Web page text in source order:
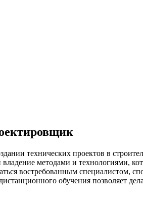
технических проектов в
методами и технологиями,
востребованным
обучения позволяет